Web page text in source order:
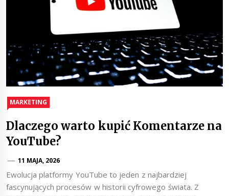
MARKETING
Dlaczego warto kupić Komentarze na
YouTube?
11 MAJA, 2026
Ewolucja platformy YouTube to jeden z najbardziej
fascynujących procesów w historii cyfrowego świata. Z